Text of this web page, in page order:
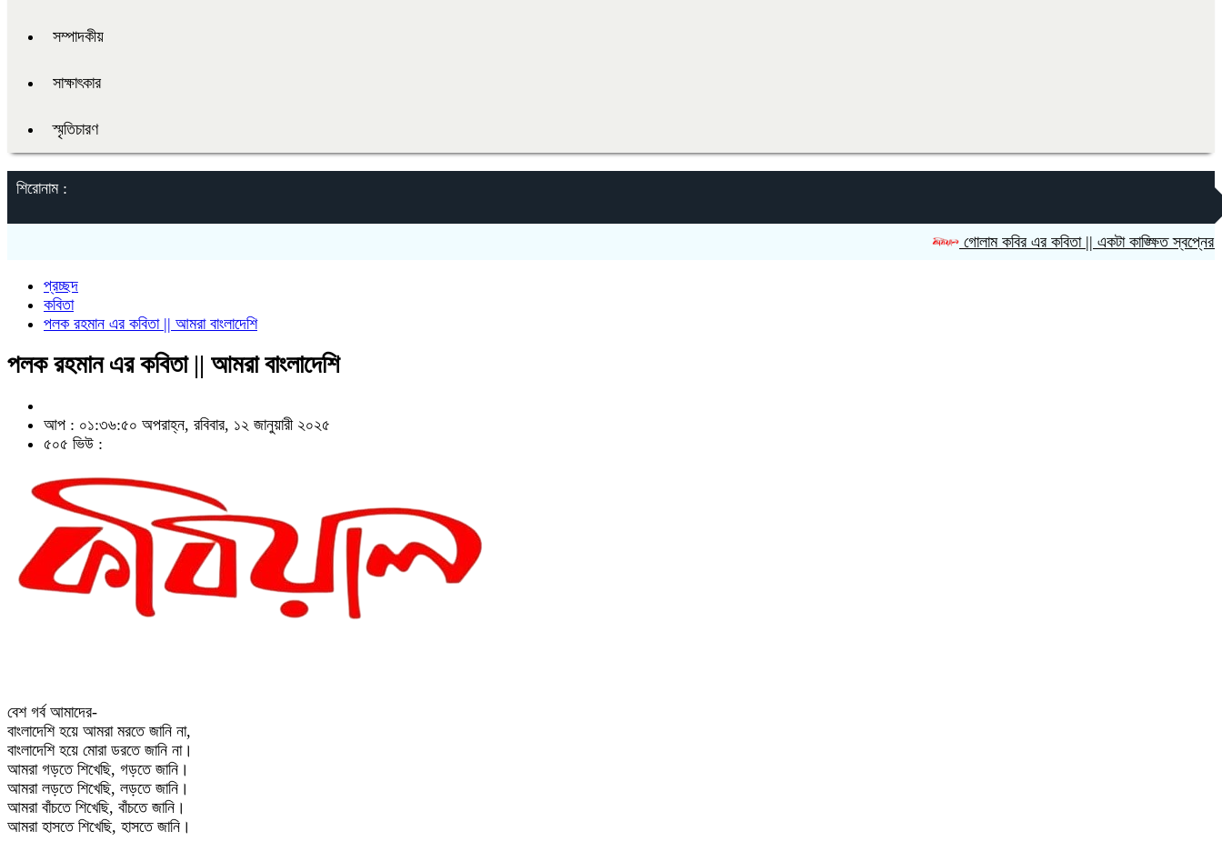
সম্পাদকীয়
সাক্ষাৎকার
স্মৃতিচারণ
শিরোনাম :
গোলাম কবির এর কবিতা || একটা কাঙ্ক্ষিত স্বপ্নের গল্প
প্রচ্ছদ
কবিতা
পলক রহমান এর কবিতা || আমরা বাংলাদেশি
পলক রহমান এর কবিতা || আমরা বাংলাদেশি
আপ : ০১:৩৬:৫০ অপরাহ্ন, রবিবার, ১২ জানুয়ারী ২০২৫
৫০৫ ভিউ :
বেশ গর্ব আমাদের-
বাংলাদেশি হয়ে আমরা মরতে জানি না,
বাংলাদেশি হয়ে মোরা ডরতে জানি না।
আমরা গড়তে শিখেছি, গড়তে জানি।
আমরা লড়তে শিখেছি, লড়তে জানি।
আমরা বাঁচতে শিখেছি, বাঁচতে জানি।
আমরা হাসতে শিখেছি, হাসতে জানি।